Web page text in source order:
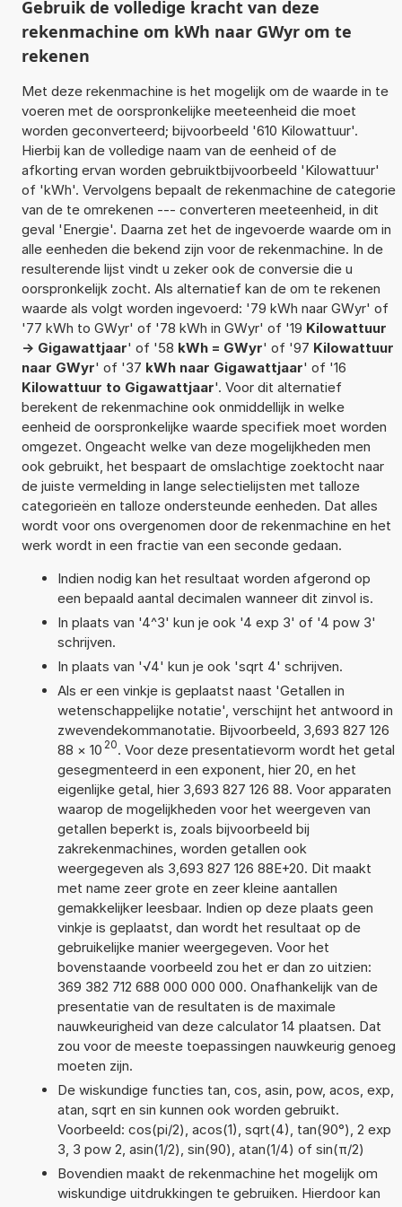
Gebruik de volledige kracht van deze
rekenmachine om kWh naar GWyr om te
rekenen
Met deze rekenmachine is het mogelijk om de waarde in te
voeren met de oorspronkelijke meeteenheid die moet
worden geconverteerd; bijvoorbeeld '610 Kilowattuur'.
Hierbij kan de volledige naam van de eenheid of de
afkorting ervan worden gebruiktbijvoorbeeld 'Kilowattuur'
of 'kWh'. Vervolgens bepaalt de rekenmachine de categorie
van de te omrekenen --- converteren meeteenheid, in dit
geval 'Energie'. Daarna zet het de ingevoerde waarde om in
alle eenheden die bekend zijn voor de rekenmachine. In de
resulterende lijst vindt u zeker ook de conversie die u
oorspronkelijk zocht. Als alternatief kan de om te rekenen
waarde als volgt worden ingevoerd: '79 kWh naar GWyr' of
'77 kWh to GWyr' of '78 kWh in GWyr' of '19 Kilowattuur
-> Gigawattjaar' of '58 kWh = GWyr' of '97 Kilowattuur
naar GWyr' of '37 kWh naar Gigawattjaar' of '16
Kilowattuur to Gigawattjaar'. Voor dit alternatief
berekent de rekenmachine ook onmiddellijk in welke
eenheid de oorspronkelijke waarde specifiek moet worden
omgezet. Ongeacht welke van deze mogelijkheden men
ook gebruikt, het bespaart de omslachtige zoektocht naar
de juiste vermelding in lange selectielijsten met talloze
categorieën en talloze ondersteunde eenheden. Dat alles
wordt voor ons overgenomen door de rekenmachine en het
werk wordt in een fractie van een seconde gedaan.
Indien nodig kan het resultaat worden afgerond op
een bepaald aantal decimalen wanneer dit zinvol is.
In plaats van '4^3' kun je ook '4 exp 3' of '4 pow 3'
schrijven.
In plaats van '√4' kun je ook 'sqrt 4' schrijven.
Als er een vinkje is geplaatst naast 'Getallen in
wetenschappelijke notatie', verschijnt het antwoord in
zwevendekommanotatie. Bijvoorbeeld, 3,693 827 126
88 × 10 20. Voor deze presentatievorm wordt het getal
gesegmenteerd in een exponent, hier 20, en het
eigenlijke getal, hier 3,693 827 126 88. Voor apparaten
waarop de mogelijkheden voor het weergeven van
getallen beperkt is, zoals bijvoorbeeld bij
zakrekenmachines, worden getallen ook
weergegeven als 3,693 827 126 88E+20. Dit maakt
met name zeer grote en zeer kleine aantallen
gemakkelijker leesbaar. Indien op deze plaats geen
vinkje is geplaatst, dan wordt het resultaat op de
gebruikelijke manier weergegeven. Voor het
bovenstaande voorbeeld zou het er dan zo uitzien:
369 382 712 688 000 000 000. Onafhankelijk van de
presentatie van de resultaten is de maximale
nauwkeurigheid van deze calculator 14 plaatsen. Dat
zou voor de meeste toepassingen nauwkeurig genoeg
moeten zijn.
De wiskundige functies tan, cos, asin, pow, acos, exp,
atan, sqrt en sin kunnen ook worden gebruikt.
Voorbeeld: cos(pi/2), acos(1), sqrt(4), tan(90°), 2 exp
3, 3 pow 2, asin(1/2), sin(90), atan(1/4) of sin(π/2)
Bovendien maakt de rekenmachine het mogelijk om
wiskundige uitdrukkingen te gebruiken. Hierdoor kan